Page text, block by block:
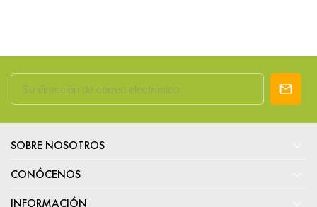
SOBRE NOSOTROS
CONÓCENOS
INFORMACIÓN